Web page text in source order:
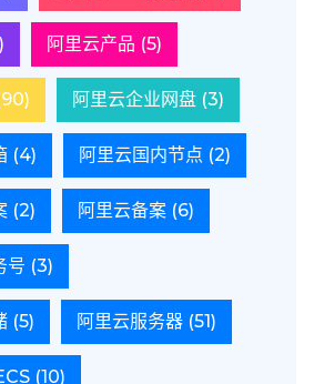
阿里云产品 (5)
阿里云企业网盘 (3)
(4) 阿里云国内节点 (2)
(2) 阿里云备案 (6)
号 (3)
(5) 阿里云服务器 (51)
(10)